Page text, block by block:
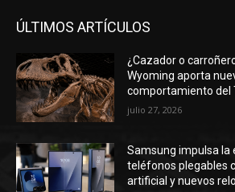
ÚLTIMOS ARTÍCULOS
¿Cazador o
Wyoming aporta
comportamiento del
julio 27, 2026
Samsung impulsa la
teléfonos plegables
artificial y nuevos